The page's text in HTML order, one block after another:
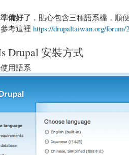
準備好了 ，貼心包含三種語系檔，順
考這裡 https://drupaltaiwan.org/forum/
Drupal 安裝方式
用語系